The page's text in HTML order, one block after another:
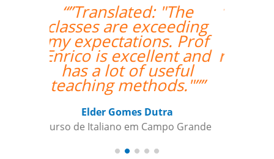
“”A professora Sandra
é ótima e super
atenciosa. Super
recomendo o trabalho
dela.””
Isis Andreatta
Curso de Espanhol em Guarulhos